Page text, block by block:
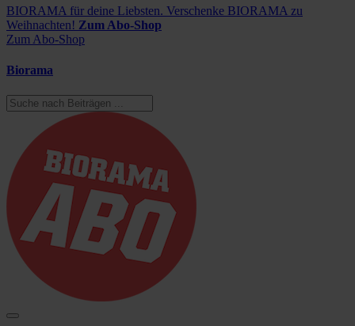
BIORAMA für deine Liebsten. Verschenke BIORAMA zu
Weihnachten! Zum Abo-Shop
Zum Abo-Shop
Biorama